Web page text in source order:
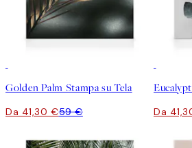
Golden Palm Stampa su Tela
Da 41,30 €59 € Da